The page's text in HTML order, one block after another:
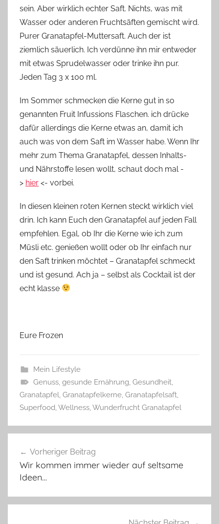
sein. Aber wirklich echter Saft. Nichts, was mit
Wasser oder anderen Fruchtsäften gemischt wird.
Purer Granatapfel-Muttersaft. Auch der ist
ziemlich säuerlich. Ich verdünne ihn mir entweder
mit etwas Sprudelwasser oder trinke ihn pur.
Jeden Tag 3 x 100 ml.
Im Sommer schmecken die Kerne gut in so
genannten Fruit Infussions Flaschen. ich drücke
dafür allerdings die Kerne etwas an, damit ich
auch was von dem Saft im Wasser habe. Wenn Ihr
mehr zum Thema Granatapfel, dessen Inhalts-
und Nährstoffe lesen wollt, schaut doch mal -
> hier <- vorbei.
In diesen kleinen roten Kernen steckt wirklich viel
drin. Ich kann Euch den Granatapfel auf jeden Fall
empfehlen. Egal, ob Ihr die Kerne wie ich zum
Müsli etc. genießen wollt oder ob Ihr einfach nur
den Saft trinken möchtet – Granatapfel schmeckt
und ist gesund. Ach ja – selbst als Cocktail ist der
echt klasse
Eure Frozen
Mein Lifestyle
Genuss, gesunde Ernährung, Gesundheit,
Granatapfel, Granatapfelkerne, Granatapfelsaft,
Superfood,Wellness,Wunderfrucht Granatapfel
Vorheriger Beitrag
Wir kommen immer wieder auf seltsame
Ideen…